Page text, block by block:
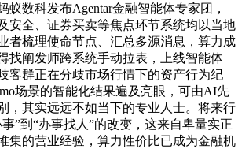
蚁数科发布Agentar金融智能体专家团，
安全、证券买卖等焦点环节系统均以当地
者梳理使命节点、汇总多源消息，算力成
找阐发师跨系统手动拉表，上线智能体
客群正在分歧市场行情下的资产行为纪
场景的智能化结果遍及亮眼，可由AI先
，其实远远不如当下的专业人士。将来行
”到“办事找人”的改变，这来自卑量实正
集的营业经验，算力性价比已成为金融机